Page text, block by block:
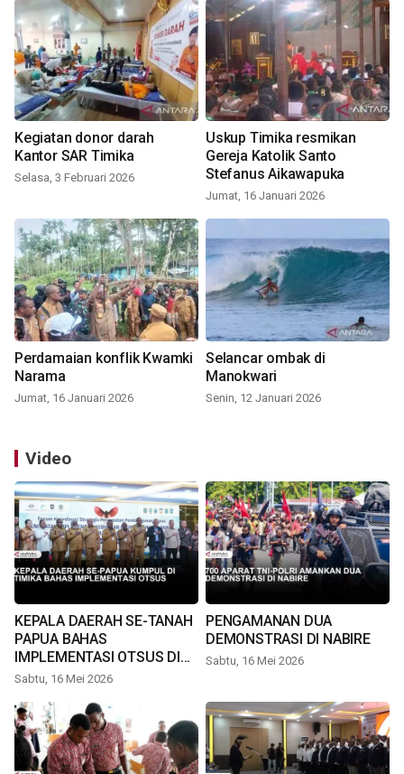
Kegiatan donor darah
Kantor SAR Timika
Selasa, 3 Februari 2026
Uskup Timika resmikan
Gereja Katolik Santo
Stefanus Aikawapuka
Jumat, 16 Januari 2026
Perdamaian konflik Kwamki
Narama
Jumat, 16 Januari 2026
Selancar ombak di
Manokwari
Senin, 12 Januari 2026
Video
KEPALA DAERAH SE-TANAH
PAPUA BAHAS
IMPLEMENTASI OTSUS DI
TIMIKA
Sabtu, 16 Mei 2026
PENGAMANAN DUA
DEMONSTRASI DI NABIRE
Sabtu, 16 Mei 2026